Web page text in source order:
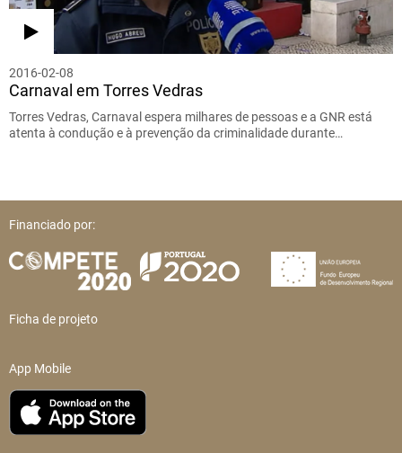
2016-02-08
Carnaval em Torres Vedras
Torres Vedras, Carnaval espera milhares de pessoas e a GNR está
atenta à condução e à prevenção da criminalidade durante…
Financiado por:
Ficha de projeto
App Mobile